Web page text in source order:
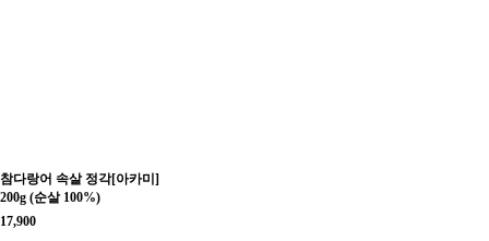
참다랑어 속살 정각[아카미]
200g (순살 100%)
17,900